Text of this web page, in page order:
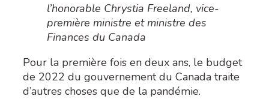
l’honorable Chrystia Freeland, vice-
première ministre et ministre des
Finances du Canada
Pour la première fois en deux ans, le budget
de 2022 du gouvernement du Canada traite
d’autres choses que de la pandémie.